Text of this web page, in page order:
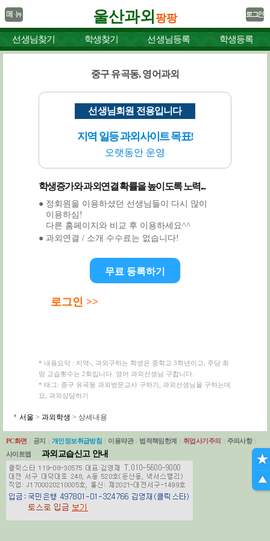
울산과외 팡팡
선생님찾기 학생찾기 선생님등록 학생등록
중구 유곡동, 영어과외
선생님회원 전용입니다
지역 일등 과외사이트 목표!
오랫동안 운영
학생증가와 과외연결 확률을 높이도록 노력...
● 정회원을 이용하셨던 선생님들이 다시 많이
이용하심!
다른 홈페이지와 비교 후 이용하세요^^
● 과외연결 / 소개 수수료는 없습니다!
무료 등록하기
로그인 >>
* 내용요약 : 지역-, 과외구하는 학생은 중학교 3학년이고, 주당 희
망 교습횟수는 2회입니다. 영어 과외선생님 구합니다.
* 태그: 중구 유곡동 과외방문교사 구하기, 과외선생님을 구하는데
요, 과외상담하기
서울 > 과외학생 > 상세내용
PC화면 공지 개인정보취급방침 이용약관 법적책임한계 취업사기주의 주의사항
사이트맵
과외교습신고 안내